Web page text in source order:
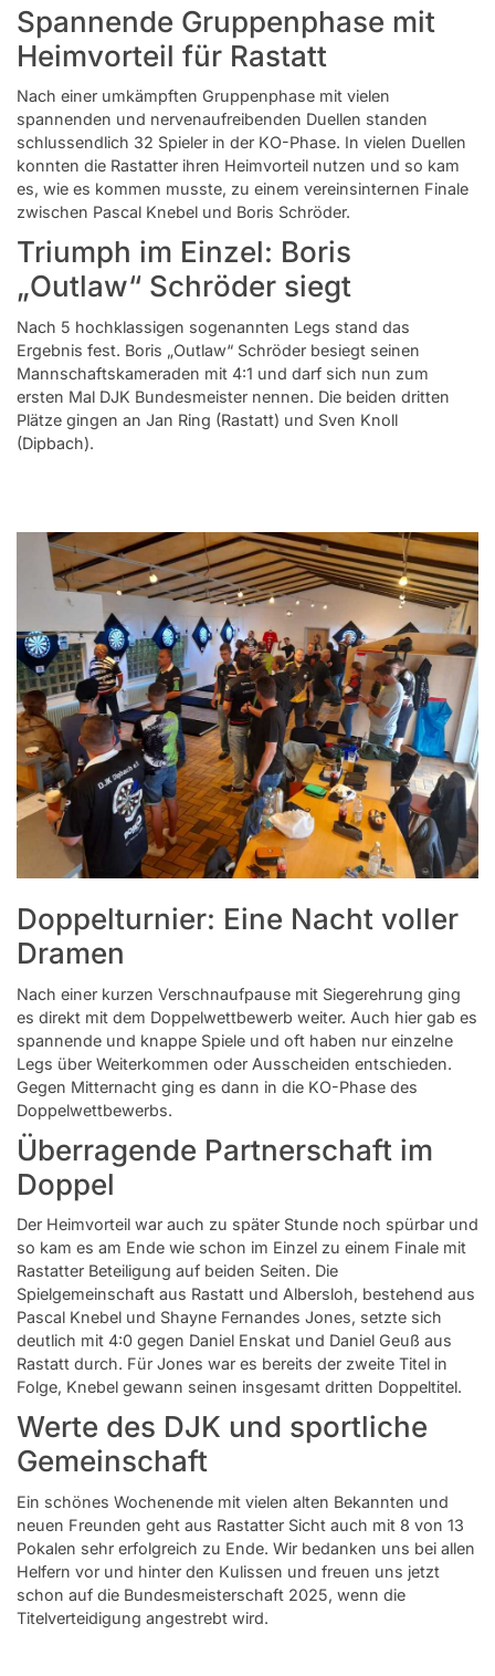
Spannende Gruppenphase mit
Heimvorteil für Rastatt
Nach einer umkämpften Gruppenphase mit vielen
spannenden und nervenaufreibenden Duellen standen
schlussendlich 32 Spieler in der KO-Phase. In vielen Duellen
konnten die Rastatter ihren Heimvorteil nutzen und so kam
es, wie es kommen musste, zu einem vereinsinternen Finale
zwischen Pascal Knebel und Boris Schröder.
Triumph im Einzel: Boris
„Outlaw“ Schröder siegt
Nach 5 hochklassigen sogenannten Legs stand das
Ergebnis fest. Boris „Outlaw“ Schröder besiegt seinen
Mannschaftskameraden mit 4:1 und darf sich nun zum
ersten Mal DJK Bundesmeister nennen. Die beiden dritten
Plätze gingen an Jan Ring (Rastatt) und Sven Knoll
(Dipbach).
Doppelturnier: Eine Nacht voller
Dramen
Nach einer kurzen Verschnaufpause mit Siegerehrung ging
es direkt mit dem Doppelwettbewerb weiter. Auch hier gab es
spannende und knappe Spiele und oft haben nur einzelne
Legs über Weiterkommen oder Ausscheiden entschieden.
Gegen Mitternacht ging es dann in die KO-Phase des
Doppelwettbewerbs.
Überragende Partnerschaft im
Doppel
Der Heimvorteil war auch zu später Stunde noch spürbar und
so kam es am Ende wie schon im Einzel zu einem Finale mit
Rastatter Beteiligung auf beiden Seiten. Die
Spielgemeinschaft aus Rastatt und Albersloh, bestehend aus
Pascal Knebel und Shayne Fernandes Jones, setzte sich
deutlich mit 4:0 gegen Daniel Enskat und Daniel Geuß aus
Rastatt durch. Für Jones war es bereits der zweite Titel in
Folge, Knebel gewann seinen insgesamt dritten Doppeltitel.
Werte des DJK und sportliche
Gemeinschaft
Ein schönes Wochenende mit vielen alten Bekannten und
neuen Freunden geht aus Rastatter Sicht auch mit 8 von 13
Pokalen sehr erfolgreich zu Ende. Wir bedanken uns bei allen
Helfern vor und hinter den Kulissen und freuen uns jetzt
schon auf die Bundesmeisterschaft 2025, wenn die
Titelverteidigung angestrebt wird.